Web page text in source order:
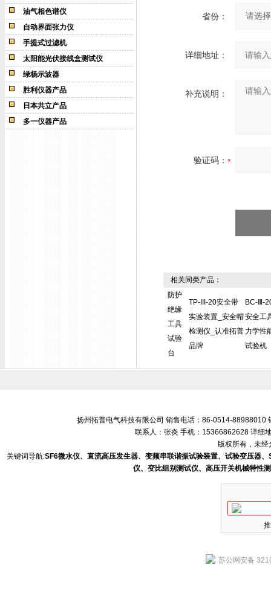
油气相色谱仪
自动界面张力仪
手提式过滤机
太阳能光伏接线盒测试仪
绿杨示波器
胜利仪器产品
日本共立产品
多一仪器产品
省份：
详细地址：
补充说明：
验证码：
相关同类产品：
防护
绝缘
工具
试验
台
TP-III-20安全带
实验装置_安全帽
检测仪_认准拓普
品牌
BC-Ⅲ-
安全工
力学性
试验机
扬州拓普电气科技有限公司 销售电话：86-0514-88988010
联系人：张炎 手机：15366862628 详细
版权所有，未
关键词导航:SF6微水仪、直流高压发生器、变频串联谐振试验装置、试验变压器
仪、变比组别测试仪、高压开关机械特性
苏公网安备